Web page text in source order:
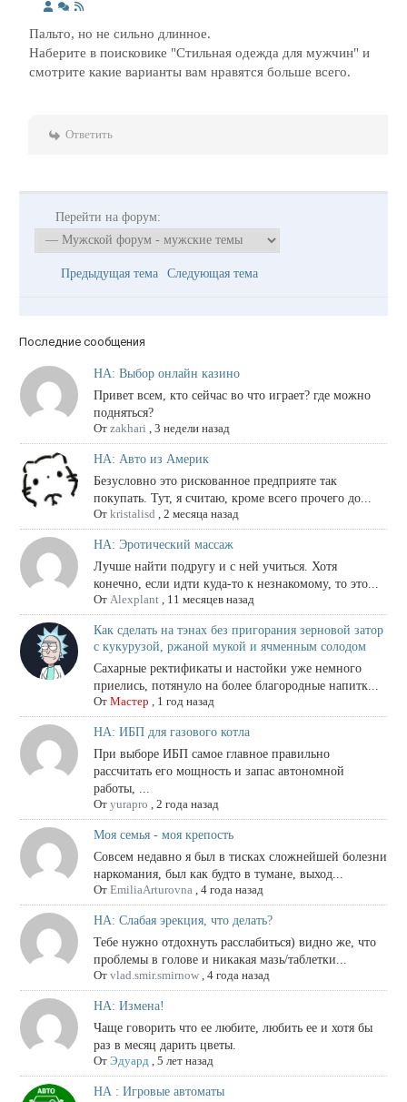
Пальто, но не сильно длинное.
Наберите в поисковике "Стильная одежда для мужчин" и
смотрите какие варианты вам нравятся больше всего.
Ответить
Перейти на форум:
Предыдущая тема Следующая тема
Последние сообщения
НА: Выбор онлайн казино
Привет всем, кто сейчас во что играет? где можно
подняться?
От zakhari , 3 недели назад
НА: Авто из Америк
Безусловно это рискованное предприяте так
покупать. Тут, я считаю, кроме всего прочего до...
От kristalisd , 2 месяца назад
НА: Эротический массаж
Лучше найти подругу и с ней учиться. Хотя
конечно, если идти куда-то к незнакомому, то это...
От Alexplant, 11 месяцев назад
Как сделать на тэнах без пригорания зерновой затор
с кукурузой, ржаной мукой и ячменным солодом
Сахарные ректификаты и настойки уже немного
приелись, потянуло на более благородные напитк...
От Мастер , 1 год назад
НА: ИБП для газового котла
При выборе ИБП самое главное правильно
рассчитать его мощность и запас автономной
работы, ...
От yurapro , 2 года назад
Моя семья - моя крепость
Совсем недавно я был в тисках сложнейшей болезни
наркомания, был как будто в тумане, выход...
От EmiliaArturovna, 4 года назад
НА: Слабая эрекция, что делать?
Тебе нужно отдохнуть расслабиться) видно же, что
проблемы в голове и никакая мазь/таблетки...
От vlad.smir.smirnow, 4 года назад
НА: Измена!
Чаще говорить что ее любите, любить ее и хотя бы
раз в месяц дарить цветы.
От Эдуард , 5 лет назад
НА : Игровые автоматы